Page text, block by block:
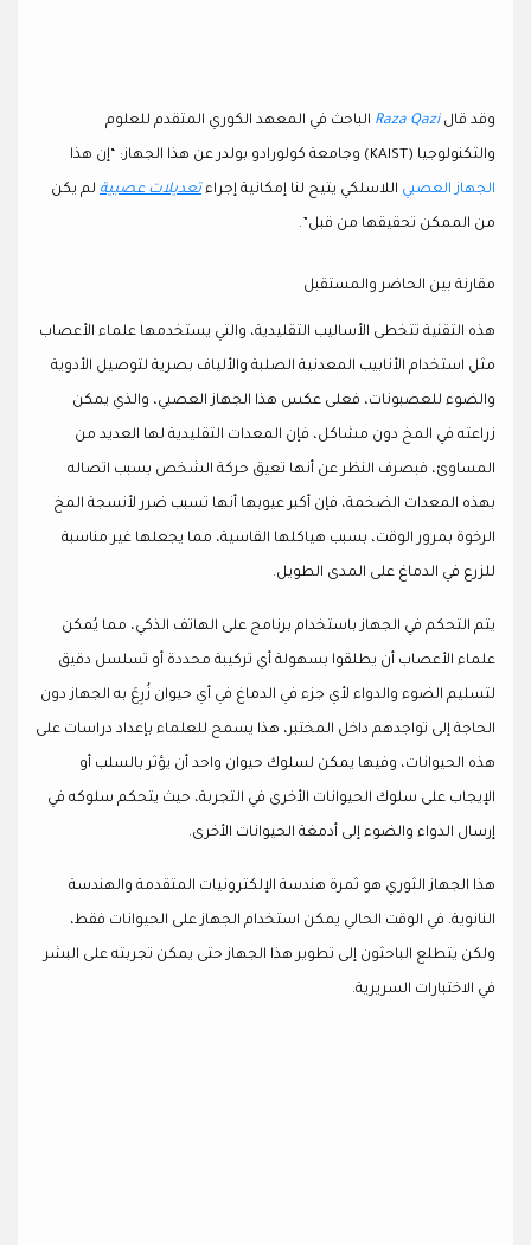
وقد قالRaza Qazi الباحث في المعهد الكوري المتقدم للعلوم
والتكنولوجيا (KAIST) وجامعة كولورادو بولدر عن هذا الجهاز: “إن هذا
الجهاز العصبي اللاسلكي يتيح لنا إمكانية إجراء تعديلات عصبية لم يكن
من الممكن تحقيقها من قبل”.
مقارنة بين الحاضر والمستقبل
هذه التقنية تتخطى الأساليب التقليدية، والتي يستخدمها علماء الأعصاب
مثل استخدام الأنابيب المعدنية الصلبة والألياف بصرية لتوصيل الأدوية
والضوء للعصبونات، فعلى عكس هذا الجهاز العصبي، والذي يمكن
زراعته في المخ دون مشاكل، فإن المعدات التقليدية لها العديد من
المساوئ، فبصرف النظر عن أنها تعيق حركة الشخص بسبب اتصاله
بهذه المعدات الضخمة، فإن أكبر عيوبها أنها تسبب ضرر لأنسجة المخ
الرخوة بمرور الوقت، بسبب هياكلها القاسية، مما يجعلها غير مناسبة
للزرع في الدماغ على المدى الطويل.
يتم التحكم في الجهاز باستخدام برنامج على الهاتف الذكي، مما يُمكن
علماء الأعصاب أن يطلقوا بسهولة أي تركيبة محددة أو تسلسل دقيق
لتسليم الضوء والدواء لأي جزء في الدماغ في أي حيوان زُرِعَ به الجهاز دون
الحاجة إلى تواجدهم داخل المختبر، هذا يسمح للعلماء بإعداد دراسات على
هذه الحيوانات، وفيها يمكن لسلوك حيوان واحد أن يؤثر بالسلب أو
الإيجاب على سلوك الحيوانات الأخرى في التجربة، حيث يتحكم سلوكه في
إرسال الدواء والضوء إلى أدمغة الحيوانات الأخرى.
هذا الجهاز الثوري هو ثمرة هندسة الإلكترونيات المتقدمة والهندسة
النانوية. في الوقت الحالي يمكن استخدام الجهاز على الحيوانات فقط،
ولكن يتطلع الباحثون إلى تطوير هذا الجهاز حتى يمكن تجربته على البشر
في الاختبارات السريرية.